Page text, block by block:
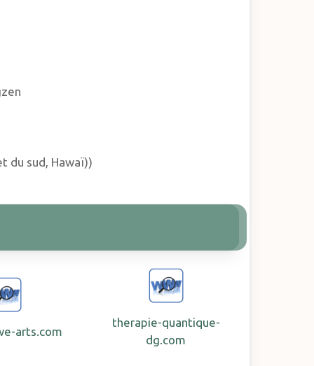
du sud, Hawaï))
arts.com
therapie-quantique-
dg.com